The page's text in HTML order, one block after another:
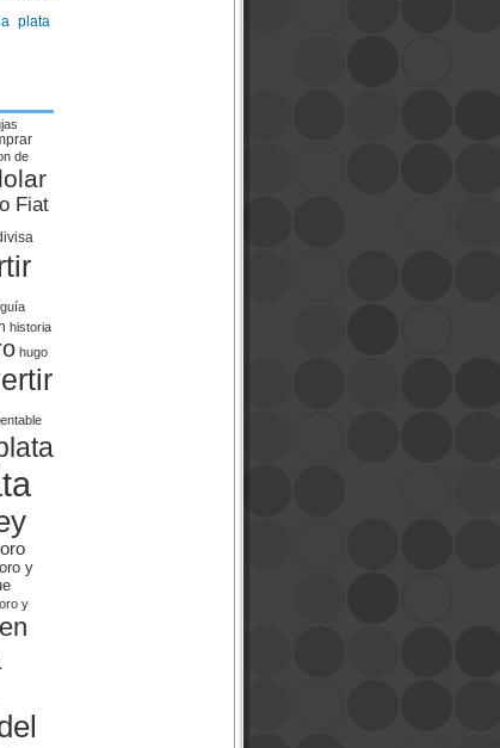
plata
de
Fiat
guía
historia
hugo
oro y
y